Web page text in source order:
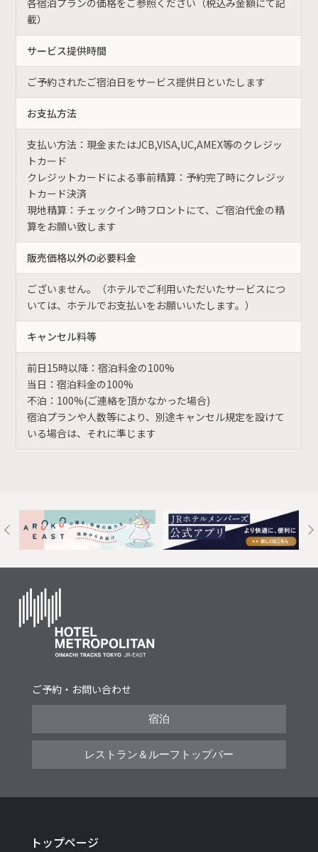
各宿泊プランの価格をご参照ください（税込み金額にて記
載）
サービス提供時間
ご予約されたご宿泊日をサービス提供日といたします
お支払方法
支払い方法：現金またはJCB,VISA,UC,AMEX等のクレジッ
トカード
クレジットカードによる事前精算：予約完了時にクレジッ
トカード決済
現地精算：チェックイン時フロントにて、ご宿泊代金の精
算をお願い致します
販売価格以外の必要料金
ございません。（ホテルでご利用いただいたサービスにつ
いては、ホテルでお支払いをお願いいたします。）
キャンセル料等
前日15時以降：宿泊料金の100%
当日：宿泊料金の100%
不泊：100%(ご連絡を頂かなかった場合)
宿泊プランや人数等により、別途キャンセル規定を設けて
いる場合は、それに準じます
ご予約・お問い合わせ
宿泊
レストラン＆ルーフトップバー
トップページ